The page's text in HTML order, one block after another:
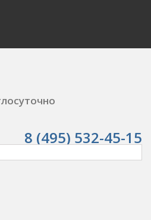
8 (495) 532-45-15